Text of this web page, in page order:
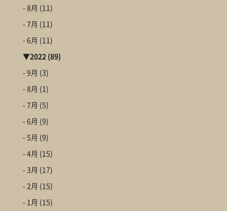
- 8月 (11)
- 7月 (11)
- 6月 (11)
▼2022 (89)
- 9月 (3)
- 8月 (1)
- 7月 (5)
- 6月 (9)
- 5月 (9)
- 4月 (15)
- 3月 (17)
- 2月 (15)
- 1月 (15)